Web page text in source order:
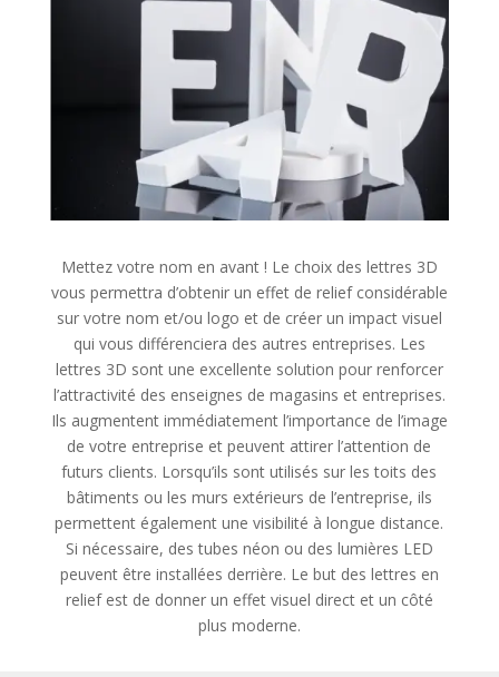
Mettez votre nom en avant ! Le choix des lettres 3D
vous permettra d’obtenir un effet de relief considérable
sur votre nom et/ou logo et de créer un impact visuel
qui vous différenciera des autres entreprises. Les
lettres 3D sont une excellente solution pour renforcer
l’attractivité des enseignes de magasins et entreprises.
Ils augmentent immédiatement l’importance de l’image
de votre entreprise et peuvent attirer l’attention de
futurs clients. Lorsqu’ils sont utilisés sur les toits des
bâtiments ou les murs extérieurs de l’entreprise, ils
permettent également une visibilité à longue distance.
Si nécessaire, des tubes néon ou des lumières LED
peuvent être installées derrière. Le but des lettres en
relief est de donner un effet visuel direct et un côté
plus moderne.